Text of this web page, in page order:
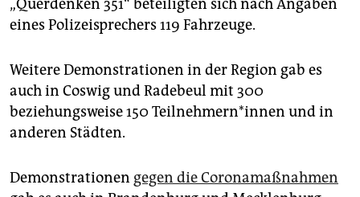
„Querdenken 351“ beteiligten sich nach Angaben
eines Polizeisprechers 119 Fahrzeuge.
Weitere Demonstrationen in der Region gab es
auch in Coswig und Radebeul mit 300
beziehungsweise 150 Teil­neh­mern*­in­nen und in
anderen Städten.
Demonstrationen gegen die Coronamaßnahmen